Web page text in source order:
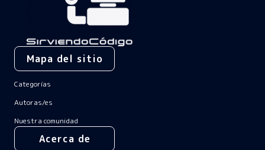
Mapa del sitio
Categorías
Autoras/es
Nuestra comunidad
Acerca de